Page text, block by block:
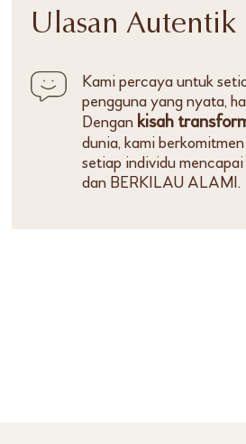
Ulasan Autentik
Kami percaya untuk
pengguna yang nyata,
Dengan kisah
dunia, kami
setiap individu
dan BERKILAU ALAMI.